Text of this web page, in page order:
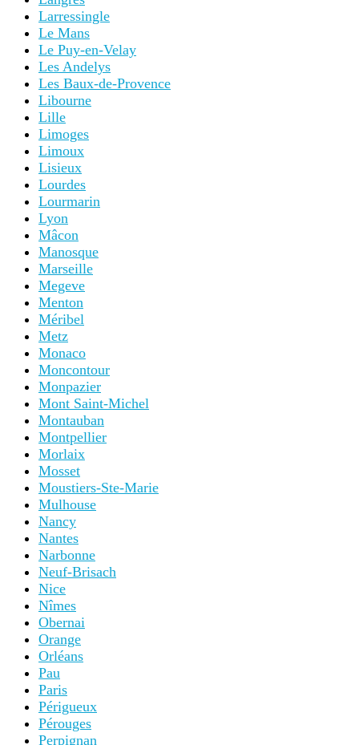
Nîmes
Obernai
Orange
Orléans
Pau
Paris
Périgueux
Pérouges
Perpignan
Pézenas
Piana
Poitiers
Prades
Provins
Quimper
Reims
Rennes
Ribeauvillé
Rocamadour
Riquewihr
Rodez
Roquebrune-Cap-Martin
Roquefort-sur-Soulzon
Rouen
Rouffach
Roussillon
Royan
Saintes
Saint-Antoine-l’Abbaye
Saint-Cirq-Lapopie
Saint-Brieuc
Saint-Emilion
Saint-Florent
Saint-Guilhem-le-Désert
Saint-Jean-Cap-Ferrat
Saint-Jean-de-Luz
Saint-Léon-sur-Vézère
Saint-Malo
Sainte-Maxime
Saint-Paul-de-Vence
Saint-Rémy-de-Provence
Saint-Raphaël
Saint-Suliac
Saint-Tropez